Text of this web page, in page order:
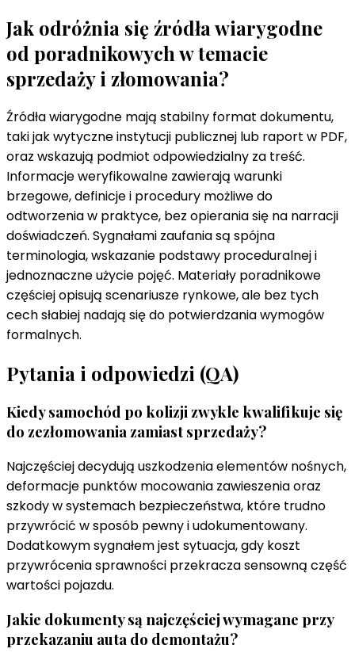
Jak odróżnia się źródła wiarygodne
od poradnikowych w temacie
sprzedaży i złomowania?
Źródła wiarygodne mają stabilny format dokumentu,
taki jak wytyczne instytucji publicznej lub raport w PDF,
oraz wskazują podmiot odpowiedzialny za treść.
Informacje weryfikowalne zawierają warunki
brzegowe, definicje i procedury możliwe do
odtworzenia w praktyce, bez opierania się na narracji
doświadczeń. Sygnałami zaufania są spójna
terminologia, wskazanie podstawy proceduralnej i
jednoznaczne użycie pojęć. Materiały poradnikowe
częściej opisują scenariusze rynkowe, ale bez tych
cech słabiej nadają się do potwierdzania wymogów
formalnych.
Pytania i odpowiedzi (QA)
Kiedy samochód po kolizji zwykle kwalifikuje się
do zezłomowania zamiast sprzedaży?
Najczęściej decydują uszkodzenia elementów nośnych,
deformacje punktów mocowania zawieszenia oraz
szkody w systemach bezpieczeństwa, które trudno
przywrócić w sposób pewny i udokumentowany.
Dodatkowym sygnałem jest sytuacja, gdy koszt
przywrócenia sprawności przekracza sensowną część
wartości pojazdu.
Jakie dokumenty są najczęściej wymagane przy
przekazaniu auta do demontażu?